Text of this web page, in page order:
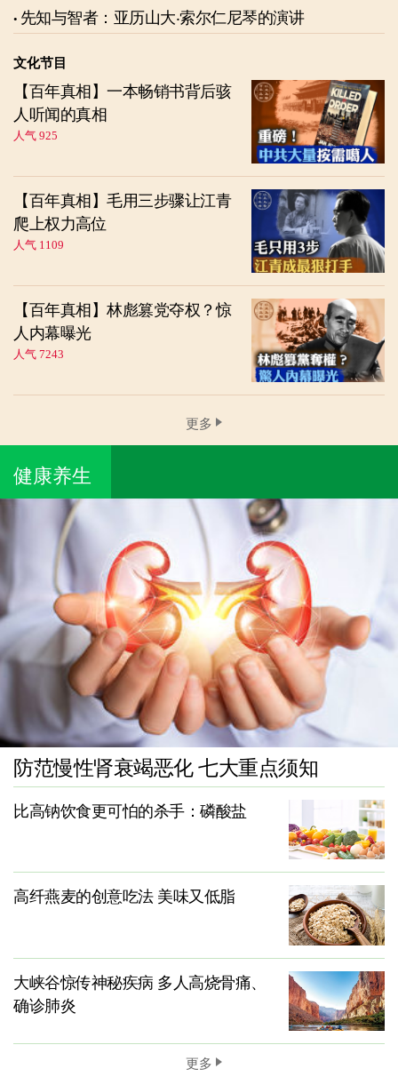
先知与智者：亚历山大‧索尔仁尼琴的演讲
文化节目
【百年真相】一本畅销书背后骇
人听闻的真相
人气 925
【百年真相】毛用三步骤让江青
爬上权力高位
人气 1109
【百年真相】林彪篡党夺权？惊
人内幕曝光
人气 7243
更多
健康养生
防范慢性肾衰竭恶化 七大重点须知
比高钠饮食更可怕的杀手：磷酸盐
高纤燕麦的创意吃法 美味又低脂
大峡谷惊传神秘疾病 多人高烧骨痛、
确诊肺炎
更多